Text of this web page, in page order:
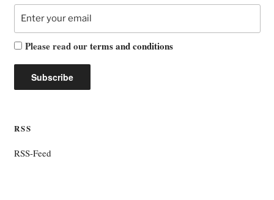
Please read ourterms and conditions
RSS
RSS-Feed